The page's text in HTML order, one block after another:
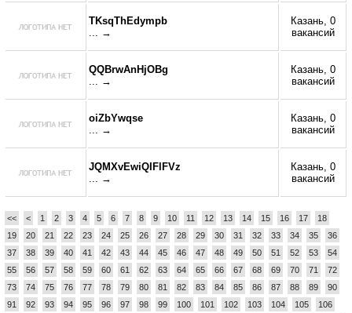
TKsqThEdympb
... →
Казань, 0
вакансий
QQBrwAnHjOBg
... →
Казань, 0
вакансий
oiZbYwqse
... →
Казань, 0
вакансий
JQMXvEwiQIFlFVz
... →
Казань, 0
вакансий
<< < 1 2 3 4 5 6 7 8 9 10 11 12 13 14 15 16 17
18
19
20 21 22 23 24 25 26 27 28 29 30 31 32 33 34 35
36
37
38 39 40 41 42 43 44 45 46 47 48 49 50 51 52 53
54
55
56 57 58 59 60 61 62 63 64 65 66 67 68 69 70 71
72
73
74 75 76 77 78 79 80 81 82 83 84 85 86 87 88 89
90
91
92 93 94 95 96 97 98 99 100 101 102 103 104 105
106